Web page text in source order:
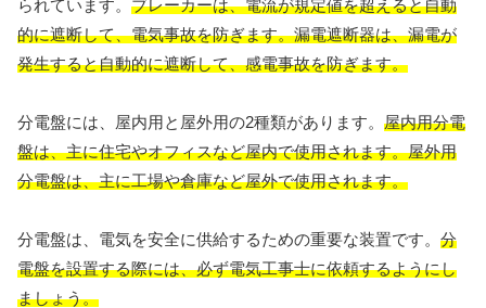
られています。 ブレーカーは、電流が規定値を超えると自動
的に遮断して、電気事故を防ぎます。漏電遮断器は、漏電が
発生すると自動的に遮断して、感電事故を防ぎます。
分電盤には、屋内用と屋外用の2種類があります。 屋内用分電
盤は、主に住宅やオフィスなど屋内で使用されます。屋外用
分電盤は、主に工場や倉庫など屋外で使用されます。
分電盤は、電気を安全に供給するための重要な装置です。 分
電盤を設置する際には、必ず電気工事士に依頼するようにし
ましょう。